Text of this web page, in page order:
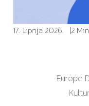
17. Lipnja 2026. 2
Europe